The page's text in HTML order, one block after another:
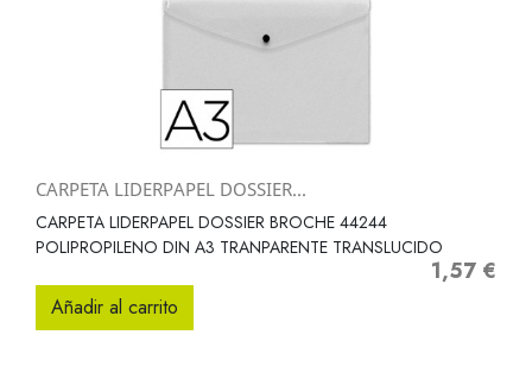
CARPETA LIDERPAPEL DOSSIER...
CARPETA LIDERPAPEL DOSSIER BROCHE 44244
POLIPROPILENO DIN A3 TRANPARENTE TRANSLUCIDO
Precio
1,57 €
Añadir al carrito